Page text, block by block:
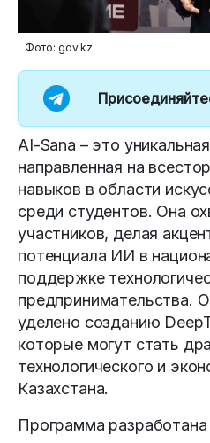
Фото: gov.kz
AI-Sana – это
направленная на
навыков в области
среди студентов. Она
участников, делая
потенциала ИИ в
поддержке
предпринимательства.
уделено созданию
которые могут стать
технологического и
Казахстана.
Программа разработана